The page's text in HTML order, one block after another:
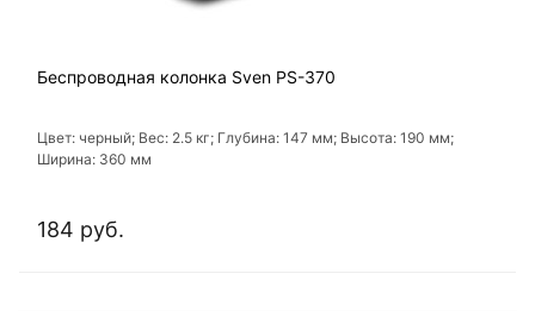
Беспроводная колонка Sven PS-370
Цвет: черный; Вес: 2.5 кг; Глубина: 147 мм; Высота: 190 мм;
Ширина: 360 мм
184 руб.